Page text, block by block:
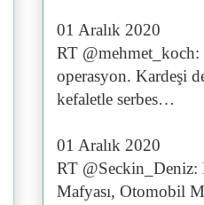
01 Aralık 2020
RT
operasyon. Kardeşi
kefaletle serbes…
01 Aralık 2020
RT @Seckin_Deniz:
Mafyası, Otomobil